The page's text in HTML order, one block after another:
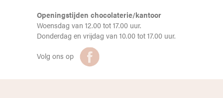
Openingstijden chocolaterie/kantoor
Woensdag van 12.00 tot 17.00 uur.
Donderdag en vrijdag van 10.00 tot 17.00 uur.
Volg ons op